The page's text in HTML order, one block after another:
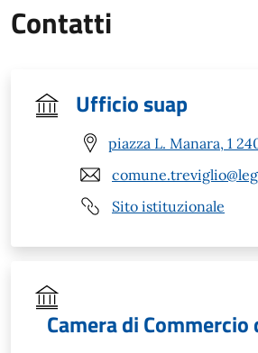
Contatti
Ufficio suap
piazza L. Manara, 1
Sito istituzionale
Camera di